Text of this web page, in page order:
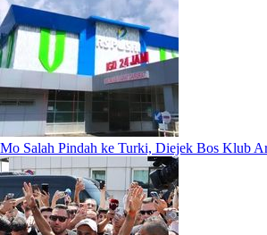
Mo Salah Pindah ke Turki, Diejek Bos Klub